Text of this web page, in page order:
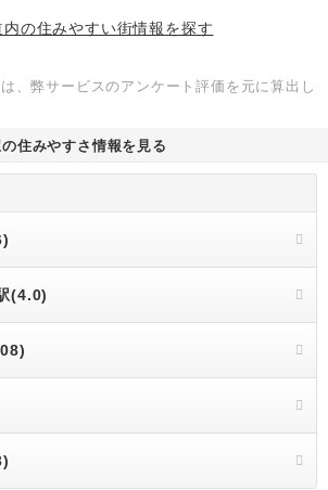
内の住みやすい街情報を探す
、弊サービスのアンケート評価を元に算出し
住みやすさ情報を見る
(4.0)